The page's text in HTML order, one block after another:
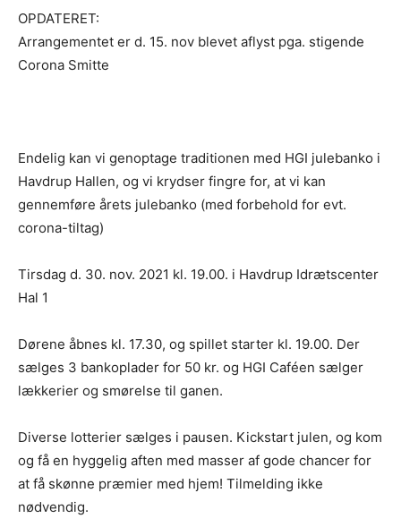
OPDATERET:
Arrangementet er d. 15. nov blevet aflyst pga. stigende
Corona Smitte
Endelig kan vi genoptage traditionen med HGI julebanko i
Havdrup Hallen, og vi krydser fingre for, at vi kan
gennemføre årets julebanko (med forbehold for evt.
corona-tiltag)
Tirsdag d. 30. nov. 2021 kl. 19.00. i Havdrup Idrætscenter
Hal 1
Dørene åbnes kl. 17.30, og spillet starter kl. 19.00. Der
sælges 3 bankoplader for 50 kr. og HGI Caféen sælger
lækkerier og smørelse til ganen.
Diverse lotterier sælges i pausen. Kickstart julen, og kom
og få en hyggelig aften med masser af gode chancer for
at få skønne præmier med hjem! Tilmelding ikke
nødvendig.